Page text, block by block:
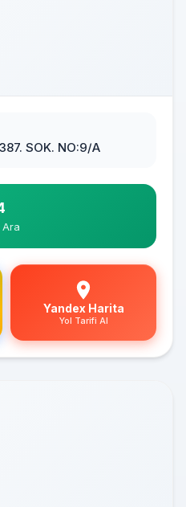
SOK. NO:9/A
Yandex Harita
Yol Tarifi Al